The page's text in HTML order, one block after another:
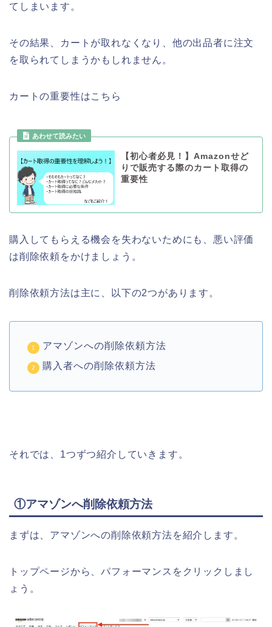
てしまいます。
その結果、カートが取れなくなり、他の出品者に注文
を取られてしまうかもしれません。
カートの重要性はこちら
【初心者必見！】Amazonせど
りで販売する際のカート取得の
重要性
購入してもらえる機会を失わないためにも、悪い評価
は削除依頼をかけましょう。
削除依頼方法は主に、以下の2つがあります。
アマゾンへの削除依頼方法
購入者への削除依頼方法
それでは、1つずつ紹介していきます。
①アマゾンへ削除依頼方法
まずは、アマゾンへの削除依頼方法を紹介します。
トップページから、パフォーマンスをクリックしまし
ょう。